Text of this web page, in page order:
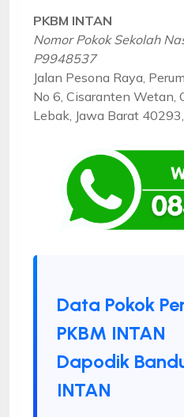
PKBM INTAN
Nomor Pokok Sekolah
P9948537
Jalan Pesona Raya,
No 6, Cisaranten Wetan,
Lebak, Jawa Barat
Data Pokok
PKBM INTAN
Dapodik
INTAN